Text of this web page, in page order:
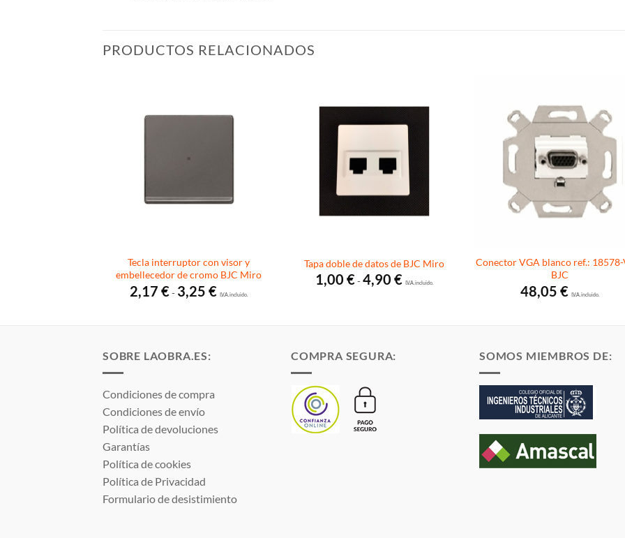
PRODUCTOS RELACIONADOS
Tecla interruptor con visor y
embellecedor de cromo BJC Miro
2,17 €- 3,25 €Rango
de
I.V.A. incluido.
Tapa doble de datos de BJC Miro
1,00 €-4,90 €Rango
de
I.V.A. incluido.
Conector VGA blanco ref.: 18578-
BJC
48,05€ I.V.A. incluido.
SOBRE LAOBRA.ES:
Condiciones de compra
Condiciones de envío
Política de devoluciones
Garantías
Política de cookies
Política de Privacidad
Formulario de desistimiento
COMPRA SEGURA: SOMOS MIEMBROS DE: